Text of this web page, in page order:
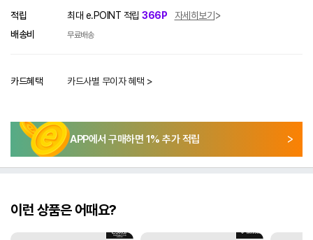
적립 최대 e.POINT 적립 366P
자세히보기
배송비
무료배송
카드혜택 카드사별 무이자 혜택 >
APP에서 구매하면 1% 추가 적립
이런 상품은 어때요?